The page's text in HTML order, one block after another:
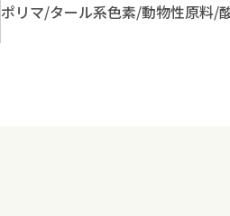
ポリマ/タール系色素/動物性原料/